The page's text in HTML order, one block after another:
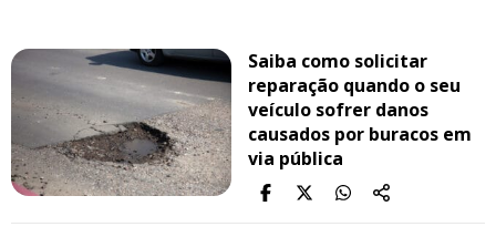
Saiba como solicitar
reparação quando o seu
veículo sofrer danos
causados por buracos em
via pública